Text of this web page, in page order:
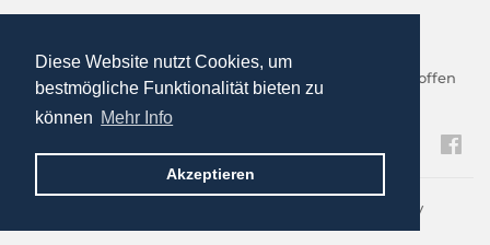
Diese Website nutzt Cookies, um
bestmögliche Funktionalität bieten zu
können Mehr Info
Akzeptieren
Trachtenmode
Gebrauchte Trachten
Arbeitskleidung
Haushalt und Garten
neu eingetroffen
Powered by Shopify